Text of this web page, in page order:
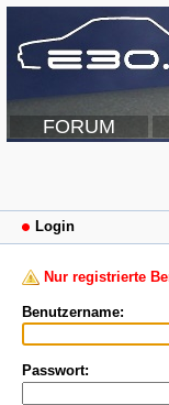
FORUM
Login
Nur registrierte
Benutzername:
Passwort: